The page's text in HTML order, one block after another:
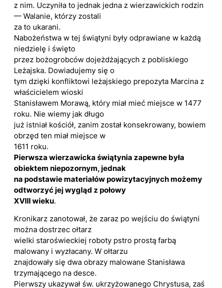
z nim. Uczyniła to jednak jedna z wierzawickich rodzin
— Walanie, którzy zostali
za to ukarani.
Nabożeństwa w tej świątyni były odprawiane w każdą
niedzielę i święto
przez bożogrobców dojeżdżających z pobliskiego
Leżajska. Dowiadujemy się o
tym dzięki konfliktowi leżajskiego prepozyta Marcina z
właścicielem wioski
Stanisławem Morawą, który miał mieć miejsce w 1477
roku. Nie wiemy jak długo
już istniał kościół, zanim został konsekrowany, bowiem
obrzęd ten miał miejsce w
1611 roku.
Pierwsza wierzawicka świątynia zapewne była
obiektem niepozornym, jednak
na podstawie materiałów powizytacyjnych możemy
odtworzyć jej wygląd z połowy
XVIII wieku.
Kronikarz zanotował, że zaraz po wejściu do świątyni
można dostrzec ołtarz
wielki staroświeckiej roboty pstro prostą farbą
malowany i wyzłacany. W ołtarzu
znajdowały się dwa obrazy malowane Stanisława
trzymającego na desce.
Pierwszy ukazywał św. ukrzyżowanego Chrystusa, zaś